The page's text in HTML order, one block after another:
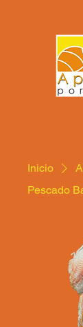
Inicio
Pescado